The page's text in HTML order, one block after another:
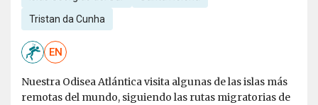
Tristan da Cunha
EN
Nuestra Odisea Atlántica visita algunas de las islas más
remotas del mundo, siguiendo las rutas migratorias de